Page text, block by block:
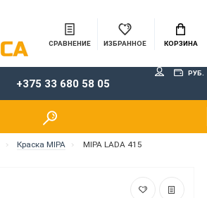
СРАВНЕНИЕ ИЗБРАННОЕ КОРЗИНА
+375 33 680 58 05
РУБ.
Краска MIPA MIPA LADA 415